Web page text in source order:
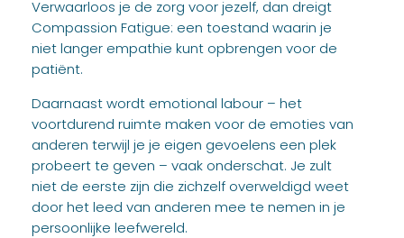
Verwaarloos je de zorg voor jezelf, dan dreigt
Compassion Fatigue: een toestand waarin je
niet langer empathie kunt opbrengen voor de
patiënt.
Daarnaast wordt emotional labour – het
voortdurend ruimte maken voor de emoties van
anderen terwijl je je eigen gevoelens een plek
probeert te geven – vaak onderschat. Je zult
niet de eerste zijn die zichzelf overweldigd weet
door het leed van anderen mee te nemen in je
persoonlijke leefwereld.